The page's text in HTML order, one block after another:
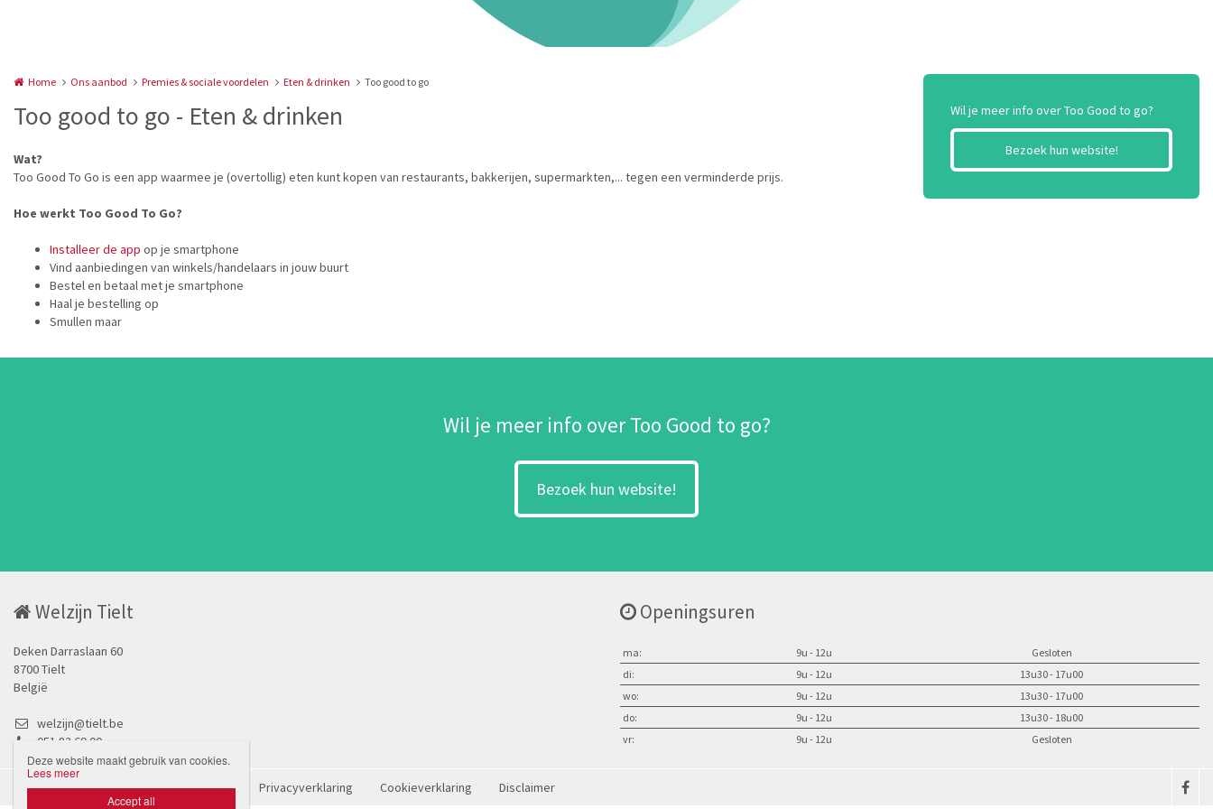
Home Ons aanbod Premies & sociale voordelen Eten & drinken Too good to go
Too good to go - Eten & drinken
Wat?
Too Good To Go is een app waarmee je (overtollig) eten kunt kopen van restaurants, bakkerijen, supermarkten,... tegen een verminderde prijs.
Hoe werkt Too Good To Go?
Installeer de app op je smartphone
Vind aanbiedingen van winkels/handelaars in jouw buurt
Bestel en betaal met je smartphone
Haal je bestelling op
Smullen maar
Wil je meer info over Too Good to go?
Bezoek hun website!
Wil je meer info over Too Good to go?
Bezoek hun website!
Welzijn Tielt
Deken Darraslaan 60
8700 Tielt
België
welzijn@tielt.be
051 82 69 00
Openingsuren
ma: 9u - 12u
Gesloten
di:
9u - 12u
13u30 - 17u00
wo:
9u - 12u
13u30 - 17u00
do:
9u - 12u
13u30 - 18u00
vr:
9u - 12u Gesloten
Hoofdwebsite lokaal bestuur Tielt Privacyverklaring Cookieverklaring Disclaimer
Deze website maakt gebruik van cookies.
Lees meer
Accept all